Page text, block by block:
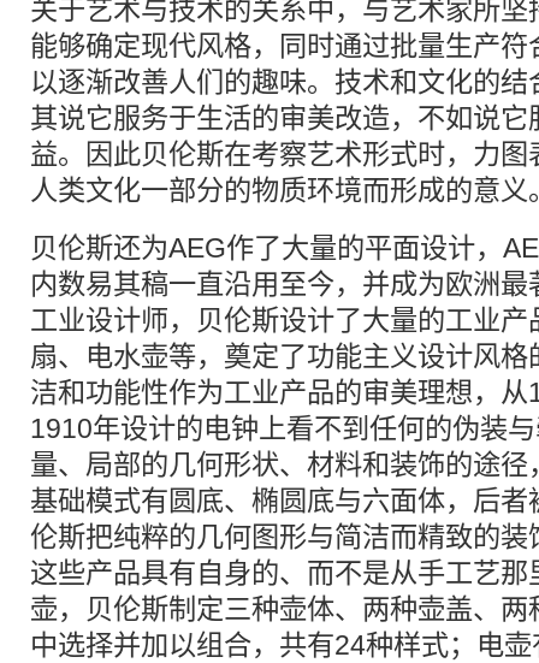
关于艺术与技术的关系中，与艺术家所
能够确定现代风格，同时通过批量生产
以逐渐改善人们的趣味。技术和文化的
其说它服务于生活的审美改造，不如说
益。因此贝伦斯在考察艺术形式时，力
人类文化一部分的物质环境而形成的意义
贝伦斯还为AEG作了大量的平面设计，
内数易其稿一直沿用至今，并成为欧洲
工业设计师，贝伦斯设计了大量的工业
扇、电水壶等，奠定了功能主义设计风
洁和功能性作为工业产品的审美理想，
1910年设计的电钟上看不到任何的伪装
量、局部的几何形状、材料和装饰的途
基础模式有圆底、椭圆底与六面体，后者
伦斯把纯粹的几何图形与简洁而精致的
这些产品具有自身的、而不是从手工艺
壶，贝伦斯制定三种壶体、两种壶盖、
中选择并加以组合，共有24种样式；电